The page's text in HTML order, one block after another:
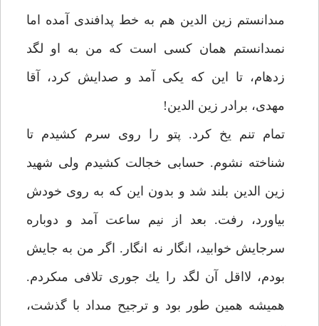
مى‏دانستم زين الدين هم به خط پدافندى آمده اما
نمى‏دانستم همان كسى است كه من به او لگد
زده‏ام، تا اين كه يكى آمد و صدايش كرد، آقا
مهدى، برادر زين الدين!
تمام تنم يخ كرد. پتو را روى سرم كشيدم تا
شناخته نشوم. حسابى خجالت كشيدم ولى شهيد
زين الدين بلند شد و بدون اين كه به روى خودش
بياورد، رفت. بعد از نيم ساعت آمد و دوباره
سرجايش خوابيد، انگار نه انگار. اگر من به جايش
بودم، لااقل آن لگد را يك جورى تلافى مى‏كردم.
هميشه همين طور بود و ترجيح مى‏داد با گذشت،